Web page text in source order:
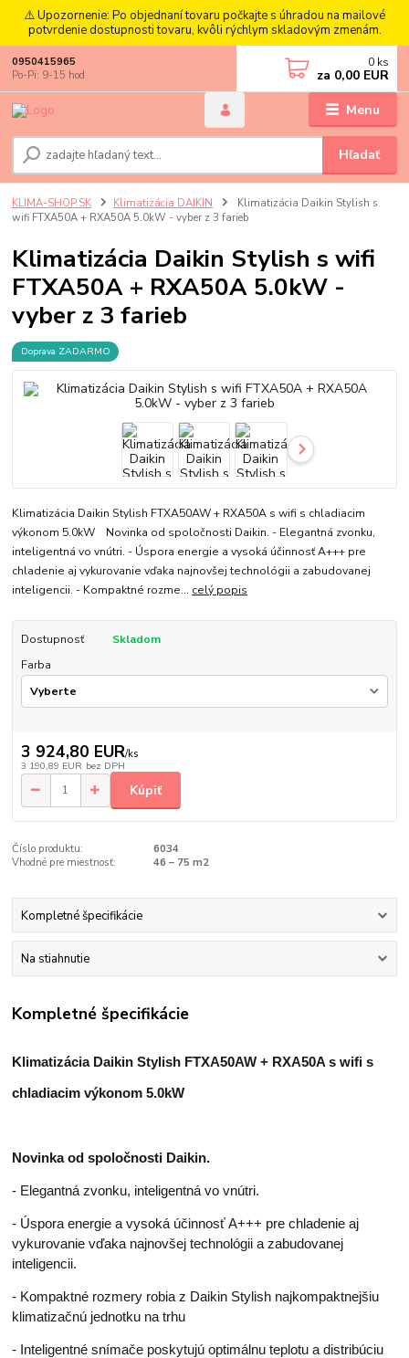
⚠️ Upozornenie: Po objednaní tovaru počkajte s úhradou na mailové
potvrdenie dostupnosti tovaru, kvôli rýchlym skladovým zmenám.
Menu
Hľadať
0950415965
Po-Pi: 9-15 hod
0 ks
za 0,00 EUR
KLIMA-SHOP.SK Klimatizácia DAIKIN
Klimatizácia Daikin Stylish s
wifi FTXA50A + RXA50A 5.0kW - vyber z 3 farieb
Klimatizácia Daikin Stylish s wifi
FTXA50A + RXA50A 5.0kW -
vyber z 3 farieb
Doprava ZADARMO
Klimatizácia Daikin Stylish FTXA50AW + RXA50A s wifi s chladiacim
výkonom 5.0kW Novinka od spoločnosti Daikin. - Elegantná zvonku,
inteligentná vo vnútri. - Úspora energie a vysoká účinnosť A+++ pre
chladenie aj vykurovanie vďaka najnovšej technológii a zabudovanej
inteligencii. - Kompaktné rozme... celý popis
Dostupnosť
Skladom
Farba
3 924,80 EUR/ks
3 190,89 EUR bez DPH
Kúpiť
Číslo produktu:
6034
Vhodné pre miestnosť:
46 – 75 m2
Kompletné špecifikácie
Na stiahnutie
Kompletné špecifikácie
Klimatizácia Daikin Stylish FTXA50AW + RXA50A s wifi s
chladiacim výkonom 5.0kW
Novinka od spoločnosti Daikin.
- Elegantná zvonku, inteligentná vo vnútri.
- Úspora energie a vysoká účinnosť A+++ pre chladenie aj
vykurovanie vďaka najnovšej technológii a zabudovanej
inteligencii.
- Kompaktné rozmery robia z Daikin Stylish najkompaktnejšiu
klimatizačnú jednotku na trhu
- Inteligentné snímače poskytujú optimálnu teplotu a distribúciu